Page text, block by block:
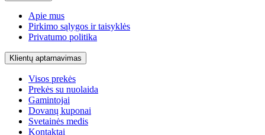
Apie mus
Pirkimo sąlygos ir taisyklės
Privatumo politika
Klientų aptarnavimas
Visos prekės
Prekės su nuolaida
Gamintojai
Dovanų kuponai
Svetainės medis
Kontaktai